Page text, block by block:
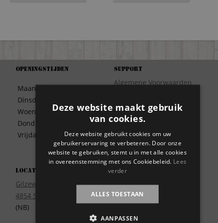
Openingstijden
Maandag
Dinsdag
Woensdag
Donderdag
Vrijdag
09:30 – 17:00
09:30 – 17:00
09:30 – 17:00
Locatie
Gilzeweg 17
4854 SE Bavel
(NB)
Support
Algemene Voorwaarden
Bezorgen
Contact
Garantie
Meest gestelde vragen
Privacy
Wie zijn wij?
Deze website maakt gebruik
van cookies.
Deze website gebruikt cookies om uw
gebruikerservaring te verbeteren. Door onze
website te gebruiken, stemt u in met alle cookies
in overeenstemming met ons Cookiebeleid. Lees
verder
ALLES TOESTAAN
AANPASSEN